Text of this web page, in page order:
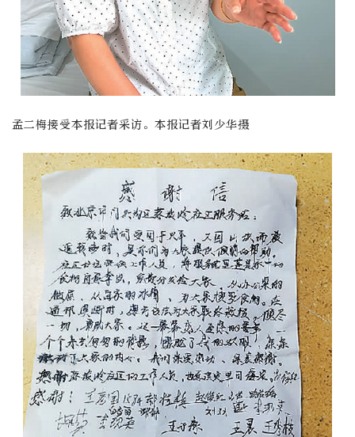
孟二梅接受本报记者采访。本报记者刘少华摄